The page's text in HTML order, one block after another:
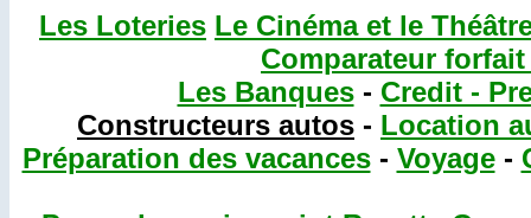
Les Loteries Le Cinéma et le
Comparateur
Les Banques- Credit -
Constructeurs autos - Location
Préparation des vacances- Voyage-